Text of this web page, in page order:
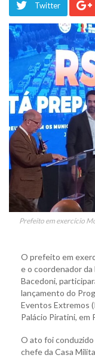
Twitter
Prefeito em exercício
O prefeito em
e o coordenador
Bacedoni,
lançamento do
Eventos Extremos
Palácio Piratini, em
O ato foi
chefe da Casa